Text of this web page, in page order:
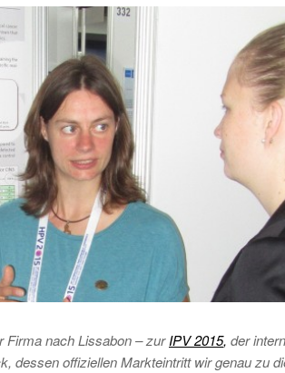
Firma nach Lissabon – zurIPV 2015, der
dessen offiziellen Markteintritt wir genau zu